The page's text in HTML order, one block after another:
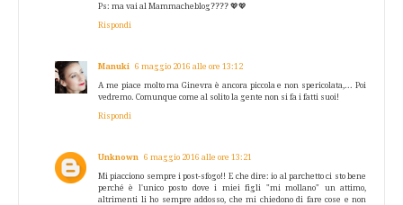
Ps: ma vai al Mammacheblog???? 💖💖
Rispondi
Manuki 6 maggio 2016 alle ore 13:12
A me piace molto ma Ginevra è ancora piccola e non spericolata,... Poi
vedremo. Comunque come al solito la gente non si fa i fatti suoi!
Rispondi
Unknown 6 maggio 2016 alle ore 13:21
Mi piacciono sempre i post-sfogo!! E che dire: io al parchetto ci sto bene
perché è l'unico posto dove i miei figli "mi mollano" un attimo,
altrimenti li ho sempre addosso, che mi chiedono di fare cose e non